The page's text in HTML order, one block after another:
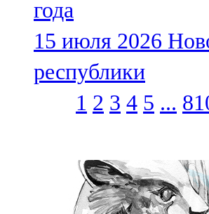
года
15 июля 2026
республики
1 2 3 4 5 ...